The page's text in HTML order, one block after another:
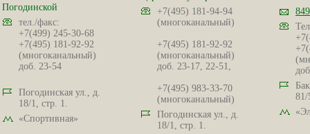
Погодинской
тел./факс:
+7(499) 245-30-68
+7(495) 181-92-92
(многоканальный)
доб. 23-54
Погодинская ул., д.
18/1, стр. 1.
«Спортивная»
+7(495) 181-94-94
(многоканальный)
+7(495) 181-92-92
(многоканальный)
доб. 23-17, 22-51,
+7(495) 983-33-70
(многоканальный)
Погодинская ул., д.
18/1, стр. 1.
81/